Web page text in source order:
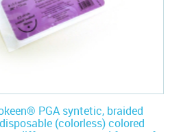
PGA syntetic, braided
(colorless) colored